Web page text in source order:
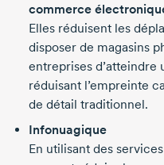
commerce
Elles réduisent les
disposer de magasins
entreprises d’atteindre
réduisant l’empreinte
de détail traditionnel.
Infonuagique
En utilisant des